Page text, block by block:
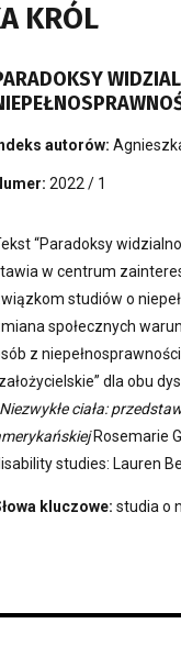
KRÓL
autorów:
2022 / 1
“Paradoksy
w centrum
studiów o
społecznych
z
dla obu
Niezwykłe ciała:
Rosemarie
studies: Lauren
kluczowe: studia o